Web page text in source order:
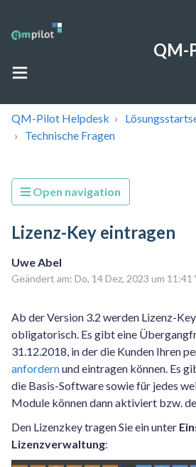
QM-
QM-Pilot Helpdesk
Technische Fragen
Open navigation
Lizenz-Key eintragen
Uwe Abel
Geändert am: Do, 14 Dez, 2023 um
Ab der Version 3.2 werden Lizenz-
obligatorisch. Es gibt eine
31.12.2018, in der die Kunden Ihren
anfordernund eintragen können. Es
die Basis-Software sowie für jedes
Module können dann aktiviert bzw.
Den Lizenzkey tragen Sie ein unter
Lizenzverwaltung: